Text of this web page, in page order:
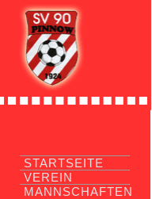
STARTSEITE
VEREIN
MANNSCHAFTEN